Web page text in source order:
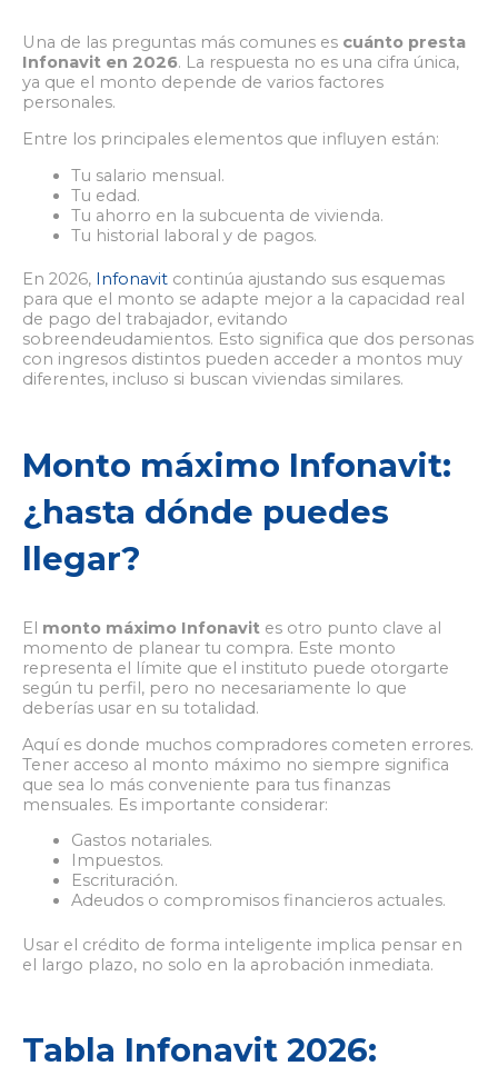
Una de las preguntas más comunes es cuánto presta
Infonavit en 2026. La respuesta no es una cifra única,
ya que el monto depende de varios factores
personales.
Entre los principales elementos que influyen están:
Tu salario mensual.
Tu edad.
Tu ahorro en la subcuenta de vivienda.
Tu historial laboral y de pagos.
En 2026, Infonavit continúa ajustando sus esquemas
para que el monto se adapte mejor a la capacidad real
de pago del trabajador, evitando
sobreendeudamientos. Esto significa que dos personas
con ingresos distintos pueden acceder a montos muy
diferentes, incluso si buscan viviendas similares.
Monto máximo Infonavit:
¿hasta dónde puedes
llegar?
El monto máximo Infonavit es otro punto clave al
momento de planear tu compra. Este monto
representa el límite que el instituto puede otorgarte
según tu perfil, pero no necesariamente lo que
deberías usar en su totalidad.
Aquí es donde muchos compradores cometen errores.
Tener acceso al monto máximo no siempre significa
que sea lo más conveniente para tus finanzas
mensuales. Es importante considerar:
Gastos notariales.
Impuestos.
Escrituración.
Adeudos o compromisos financieros actuales.
Usar el crédito de forma inteligente implica pensar en
el largo plazo, no solo en la aprobación inmediata.
Tabla Infonavit 2026: